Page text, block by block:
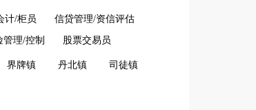
计/柜员 信贷管理/资信评估
管理/控制 股票交易员
界牌镇 丹北镇
司徒镇